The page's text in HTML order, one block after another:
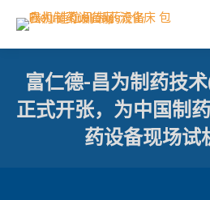
富仁德-昌为制药技
正式开张，为中国制
药设备现场试